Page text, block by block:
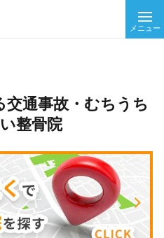
メニュー
交通事故・むちうち
整骨院